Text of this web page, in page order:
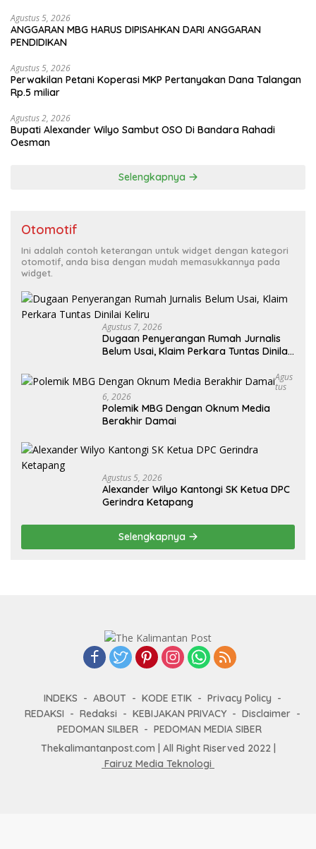
Agustus 5, 2026
ANGGARAN MBG HARUS DIPISAHKAN DARI ANGGARAN
PENDIDIKAN
Agustus 5, 2026
Perwakilan Petani Koperasi MKP Pertanyakan Dana Talangan
Rp.5 miliar
Agustus 2, 2026
Bupati Alexander Wilyo Sambut OSO Di Bandara Rahadi
Oesman
Selengkapnya
Otomotif
Ini adalah contoh keterangan untuk widget dengan kategori
otomotif, anda bisa dengan mudah memasukkannya pada
widget.
Agustus 7, 2026
Dugaan Penyerangan Rumah Jurnalis
Belum Usai, Klaim Perkara Tuntas Dinilai
Agus
Tus
6, 2026
Polemik MBG Dengan Oknum Media
Berakhir Damai
Agustus 5, 2026
Alexander Wilyo Kantongi SK Ketua DPC
Gerindra Ketapang
Selengkapnya
INDEKS ABOUT KODE ETIK
Privacy Policy
REDAKSI
Redaksi KEBIJAKAN PRIVACY
Disclaimer
PEDOMAN SILBER
PEDOMAN MEDIA SIBER
Thekalimantanpost.com | All Right Riserved 2022 |
Fairuz Media Teknologi